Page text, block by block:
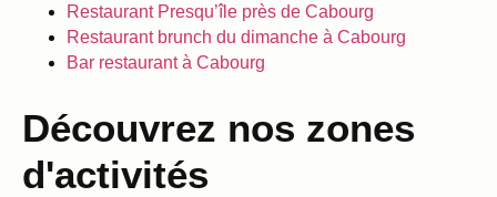
Restaurant Presqu’île près de Cabourg
Restaurant brunch du dimanche à Cabourg
Bar restaurant à Cabourg
Découvrez nos zones
d'activités